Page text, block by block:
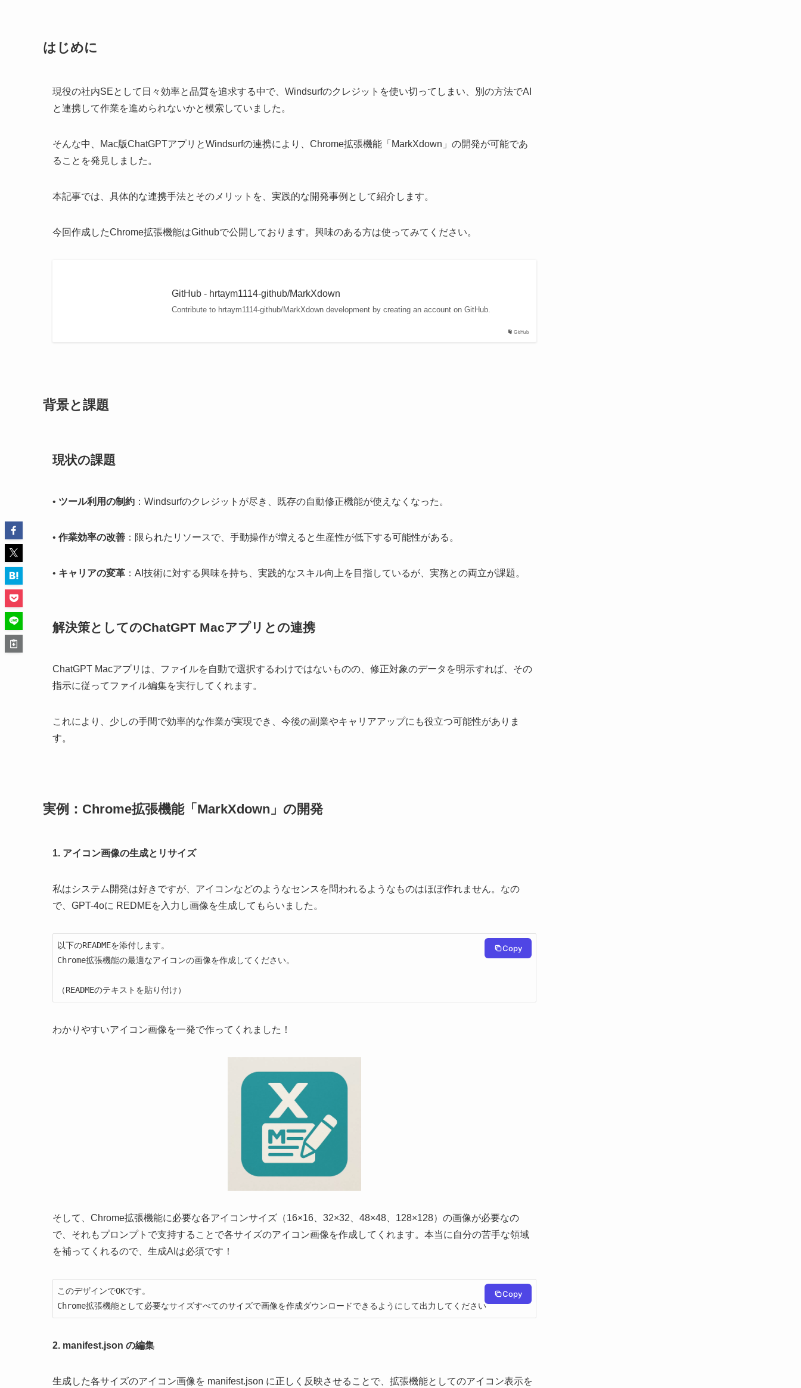
はじめに
現役の社内SEとして日々効率と品質を追求する中で、Windsurfのクレジットを使い切ってしまい、別の方法でAI
と連携して作業を進められないかと模索していました。
そんな中、Mac版ChatGPTアプリとWindsurfの連携により、Chrome拡張機能「MarkXdown」の開発が可能であ
ることを発見しました。
本記事では、具体的な連携手法とそのメリットを、実践的な開発事例として紹介します。
今回作成したChrome拡張機能はGithubで公開しております。興味のある方は使ってみてください。
GitHub
GitHub - hrtaym1114-github/MarkXdown
Contribute to hrtaym1114-github/MarkXdown development by creating an account on GitHub.
背景と課題
現状の課題
• ツール利用の制約 ：Windsurfのクレジットが尽き、既存の自動修正機能が使えなくなった。
• 作業効率の改善 ：限られたリソースで、手動操作が増えると生産性が低下する可能性がある。
• キャリアの変革 ：AI技術に対する興味を持ち、実践的なスキル向上を目指しているが、実務との両立が課題。
解決策としてのChatGPT Macアプリとの連携
ChatGPT Macアプリは、ファイルを自動で選択するわけではないものの、修正対象のデータを明示すれば、その
指示に従ってファイル編集を実行してくれます。
これにより、少しの手間で効率的な作業が実現でき、今後の副業やキャリアアップにも役立つ可能性がありま
す。
実例：Chrome拡張機能「MarkXdown」の開発
1. アイコン画像の生成とリサイズ
私はシステム開発は好きですが、アイコンなどのようなセンスを問われるようなものはほぼ作れません。なの
で、GPT-4oに REDMEを入力し画像を生成してもらいました。
以下のREADMEを添付します。
Chrome拡張機能の最適なアイコンの画像を作成してください。
（READMEのテキストを貼り付け）
Copy
わかりやすいアイコン画像を一発で作ってくれました！
そして、Chrome拡張機能に必要な各アイコンサイズ（16×16、32×32、48×48、128×128）の画像が必要なの
で、それもプロンプトで支持することで各サイズのアイコン画像を作成してくれます。本当に自分の苦手な領域
を補ってくれるので、生成AIは必須です！
このデザインでOKです。
Chrome拡張機能として必要なサイズすべてのサイズで画像を作成ダウンロードできるようにして出力してください
Copy
2. manifest.json の編集
生成した各サイズのアイコン画像を manifest.json に正しく反映させることで、拡張機能としてのアイコン表示を